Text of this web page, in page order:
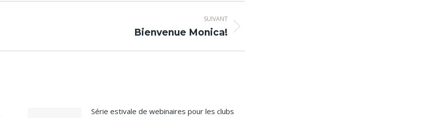
SUIVANT
Bienvenue Monica!
Série estivale de webinaires pour les clubs